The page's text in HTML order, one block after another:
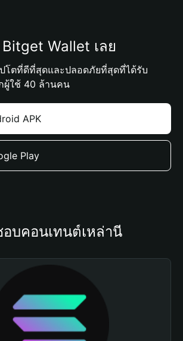
Wallet เลย
โตที่ดีที่สุดและปลอดภัยที่สุดที่ได้รับ
ผู้ใช้ 40 ล้านคน
APK
Play
บคอนเทนต์เหล่านี้